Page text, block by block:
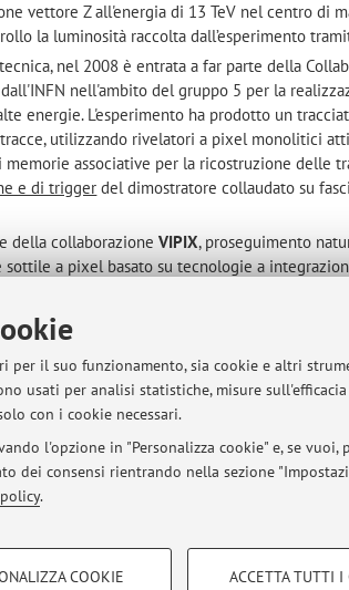
per il suo funzionamento, sia cookie e altri
usati per analisi statistiche, misure
con i cookie necessari.
l'opzione in "Personalizza cookie" e, se
dei consensi rientrando nella sezione
.
COOKIE ACCETTA TUTTI I
vettore Z all'energia di 13 TeV nel centro di
la luminosità raccolta dall’esperimento
nel 2008 è entrata a far parte della
nell'ambito del gruppo 5 per la
energie. L'esperimento ha prodotto un
utilizzando rivelatori a pixel monolitici
associative per la ricostruzione delle
e di trigger del dimostratore collaudato su
della collaborazioneVIPIX, proseguimento
a pixel basato su tecnologie a
la dott.ssa Fabbri si è occupata del
untrigger
il lavoro di tesi del dott. Bagnari.
SUPERBall’interno della quale, il
e sviluppo del prototipo del rivelatore di
Fabbri si è occupata dell’ analisi dei dati
alla conferenza internazionale “Frontier
”) i cui risultati